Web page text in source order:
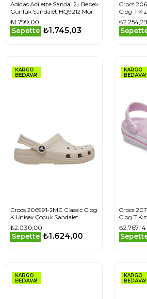
Adidas Adilette Sandal 2 ı Bebek
Günlük Sandalet HQ9212 Mor
₺1.799,00
Sepette ₺1.745,03
Crocs
Clog T
₺2.254,29
KARGO
BEDAVA!
Crocs 206991-2MC Classic Clog
K Unisex Çocuk Sandalet
₺2.030,00
Sepette ₺1.624,00
KARGO
BEDAVA!
Crocs
Clog T
₺2.767,14
KARGO
BEDAVA!
KARGO
BEDAVA!